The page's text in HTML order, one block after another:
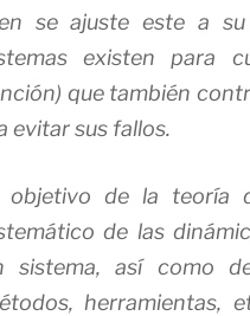
se ajuste este a
existen para
que también
evitar sus fallos.
objetivo de la teoría
de las
sistema, así como
herramientas,